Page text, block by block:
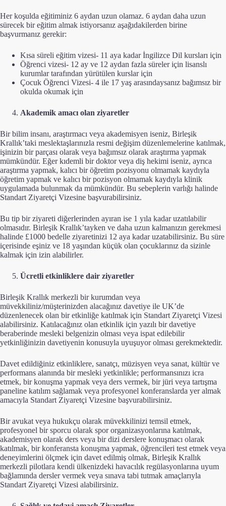
Her koşulda eğitiminiz 6 aydan uzun olamaz. 6 aydan daha uzun
sürecek bir eğitim almak istiyorsanız aşağıdakilerden birine
başvurmanız gerekir:
Kısa süreli eğitim vizesi- 11 aya kadar İngilizce Dil kursları için
Öğrenci vizesi- 12 ay ve 12 aydan fazla süreler için lisanslı
kurumlar tarafından yürütülen kurslar için
Çocuk Öğrenci Vizesi- 4 ile 17 yaş arasındaysanız bağımsız bir
okulda okumak için
Akademik amacı olan ziyaretler
Bir bilim insanı, araştırmacı veya akademisyen iseniz, Birleşik
Krallık’taki meslektaşlarınızla resmi değişim düzenlemelerine katılmak,
işinizin bir parçası olarak veya bağımsız olarak araştırma yapmak
mümkündür. Eğer kıdemli bir doktor veya diş hekimi iseniz, ayrıca
araştırma yapmak, kalıcı bir öğretim pozisyonu olmamak kaydıyla
öğretim yapmak ve kalıcı bir pozisyon olmamak kaydıyla klinik
uygulamada bulunmak da mümkündür. Bu sebeplerin varlığı halinde
Standart Ziyaretçi Vizesine başvurabilirsiniz.
Bu tip bir ziyareti diğerlerinden ayıran ise 1 yıla kadar uzatılabilir
olmasıdır. Birleşik Krallık’tayken ve daha uzun kalmanızın gerekmesi
halinde £1000 bedelle ziyaretinizi 12 aya kadar uzatabilirsiniz. Bu süre
içerisinde eşiniz ve 18 yaşından küçük olan çocuklarınız da sizinle
kalmak için izin alabilirler.
Ücretli etkinliklere dair ziyaretler
Birleşik Krallık merkezli bir kurumdan veya
müvekkiliniz/müşterinizden alacağınız davetiye ile UK’de
düzenlenecek olan bir etkinliğe katılmak için Standart Ziyaretçi Vizesi
alabilirsiniz. Katılacağınız olan etkinlik için yazılı bir davetiye
beraberinde mesleki belgenizin olması veya ispat edilebilir
yetkinliğinizin davetiyenin konusuyla uyuşuyor olması gerekmektedir.
Davet edildiğiniz etkinliklere, sanatçı, müzisyen veya sanat, kültür ve
performans alanında bir mesleki yetkinlikle; performansınızı icra
etmek, bir konuşma yapmak veya ders vermek, bir jüri veya tartışma
paneline katılım sağlamak veya profesyonel konferanslarda yer almak
amacıyla Standart Ziyaretçi Vizesine başvurabilirsiniz.
Bir avukat veya hukukçu olarak müvekkilinizi temsil etmek,
profesyonel bir sporcu olarak spor organizasyonlarına katılmak,
akademisyen olarak ders veya bir dizi derslere konuşmacı olarak
katılmak, bir konferansta konuşma yapmak, öğrencileri test etmek veya
deneyimlerini ölçmek için davet edilmiş olmak, Birleşik Krallık
merkezli pilotlara kendi ülkenizdeki havacılık regülasyonlarına uyum
bağlamında dersler vermek veya sınava tabi tutmak amaçlarıyla
Standart Ziyaretçi Vizesi alabilirsiniz.